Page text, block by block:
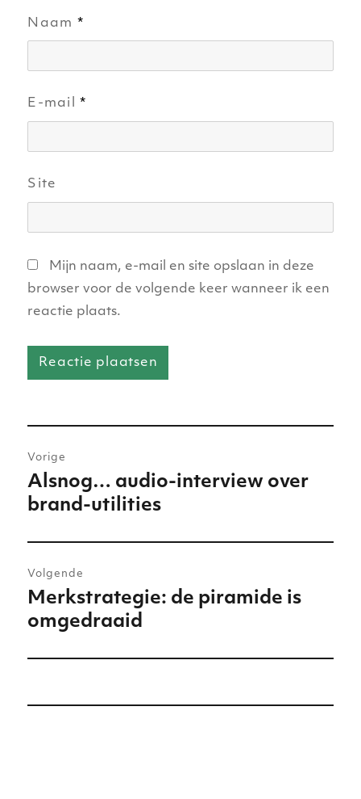
Naam *
E-mail*
Site
Mijn naam, e-mail en site opslaan in deze
browser voor de volgende keer wanneer ik een
reactie plaats.
navigatie
Vorige
Vorig
bericht:
Alsnog… audio-interview over
brand-utilities
Volgende
Volgend
bericht:
Merkstrategie: de piramide is
omgedraaid